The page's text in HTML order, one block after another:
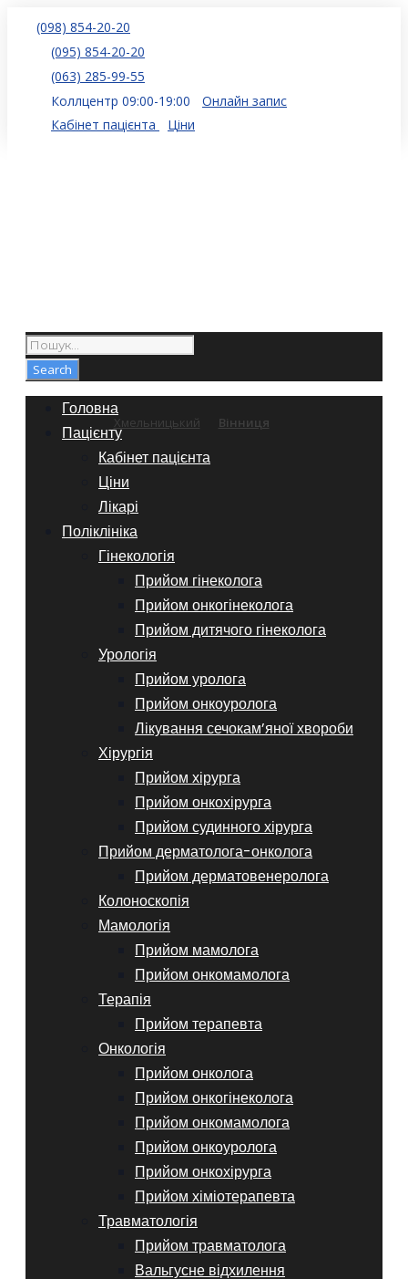
(098) 854-20-20
(095) 854-20-20
(063) 285-99-55
Коллцентр 09:00-19:00
Онлайн запис
Кабінет пацієнта
Ціни
Хмельницький Вінниця
Головна
Пацієнту
Кабінет пацієнта
Ціни
Лікарі
Поліклініка
Гінекологія
Прийом гінеколога
Прийом онкогінеколога
Прийом дитячого гінеколога
Урологія
Прийом уролога
Прийом онкоуролога
Лікування сечокам’яної хвороби
Хірургія
Прийом хірурга
Прийом онкохірурга
Прийом судинного хірурга
Прийом дерматолога-онколога
Прийом дерматовенеролога
Колоноскопія
Мамологія
Прийом мамолога
Прийом онкомамолога
Терапія
Прийом терапевта
Онкологія
Прийом онколога
Прийом онкогінеколога
Прийом онкомамолога
Прийом онкоуролога
Прийом онкохірурга
Прийом хіміотерапевта
Травматологія
Прийом травматолога
Вальгусне відхилення